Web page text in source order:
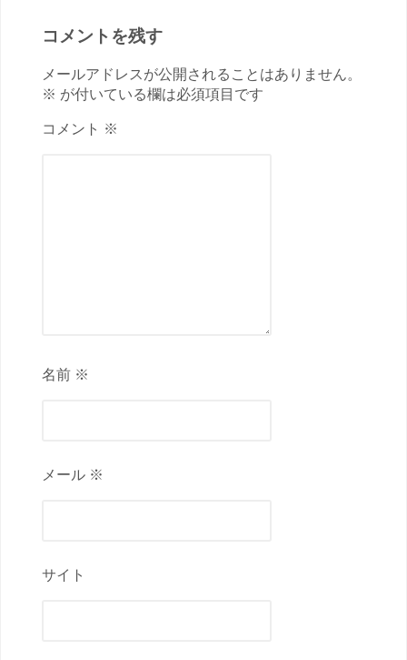
コメントを残す
メールアドレスが公開されることはありません。
※ が付いている欄は必須項目です
コメント ※
名前 ※
メール ※
サイト